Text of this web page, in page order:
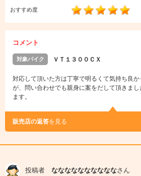
おすすめ度
コメント
対象バイク ＶＴ１３００ＣＸ
対応して頂いた方は丁寧で明るくて気持ち良
が、問い合わせでも親身に案をだして頂きま
ます。
販売店の返答を見る
投稿者 ななななななななななさん